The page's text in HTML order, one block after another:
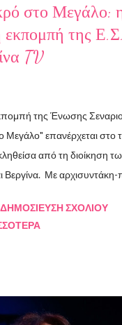
στο Μεγάλο:
εκπομπή της
TV
της Ένωσης
επανέρχεται στο
από τη διοίκηση
Βεργίνα. Με αρχισυντάκη-
από τις 3 Αυγούστου
δεύτερη εκπομπή
ΔΗΜΟΣΊΕΥΣΗ ΣΧΟΛΊΟΥ